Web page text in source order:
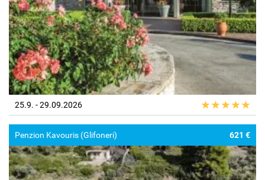
25.9. - 29.09.2026
Penzion Kavouris (Glifoneri) 621 €